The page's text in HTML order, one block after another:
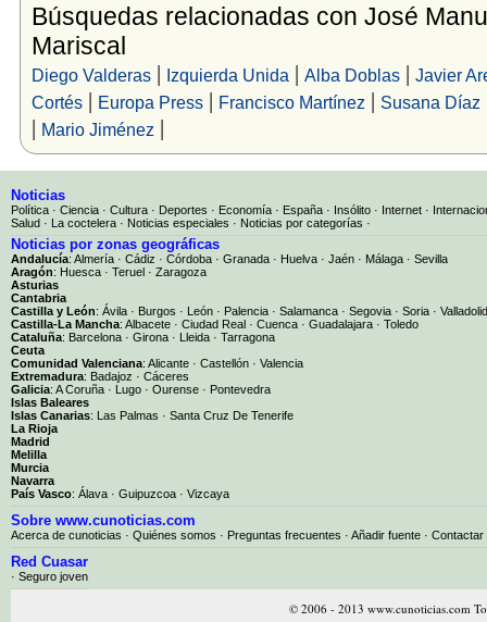
Búsquedas relacionadas con José
Mariscal
Diego Valderas| Izquierda Unida | Alba Doblas| Javier
Cortés| Europa Press| Francisco Martínez | Susana Díaz
| Mario Jiménez |
Noticias
Política · Ciencia · Cultura · Deportes · Economía · España · Insólito · Internet ·
Salud · La coctelera · Noticias especiales · Noticias por categorías ·
Noticias por zonas geográficas
Andalucía: Almería · Cádiz · Córdoba · Granada · Huelva · Jaén · Málaga · Sevilla
Aragón: Huesca · Teruel · Zaragoza
Asturias
Cantabria
Castilla y León: Ávila · Burgos · León · Palencia · Salamanca · Segovia · Soria · Valladolid
Castilla-La Mancha: Albacete · Ciudad Real · Cuenca · Guadalajara · Toledo
Cataluña: Barcelona · Girona · Lleida · Tarragona
Ceuta
Comunidad Valenciana: Alicante · Castellón · Valencia
Extremadura: Badajoz · Cáceres
Galicia: A Coruña · Lugo · Ourense · Pontevedra
Islas Baleares
Islas Canarias: Las Palmas · Santa Cruz De Tenerife
La Rioja
Madrid
Melilla
Murcia
Navarra
País Vasco: Álava · Guipuzcoa · Vizcaya
Sobre www.cunoticias.com
Acerca de cunoticias · Quiénes somos · Preguntas frecuentes · Añadir fuente · Contactar
Red Cuasar
· Seguro joven
© 2006 - 2013 www.cunoticias.com